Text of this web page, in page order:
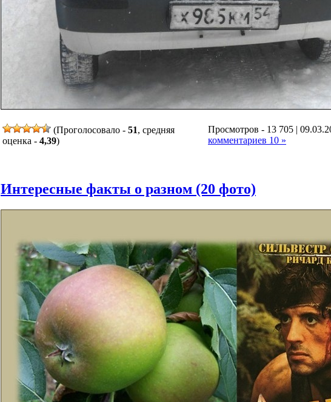
(Проголосовало - 51, средняя
оценка - 4,39)
Просмотров - 13 705 |
комментариев 10 »
Интересные факты о разном (20 фото)